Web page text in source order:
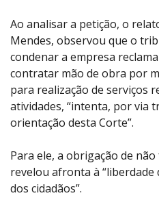
Ao analisar a petição, o
Mendes, observou que o
condenar a empresa
contratar mão de obra por
para realização de serviços
atividades, “intenta, por via
orientação desta Corte”.
Para ele, a obrigação de
revelou afronta à
dos cidadãos”.